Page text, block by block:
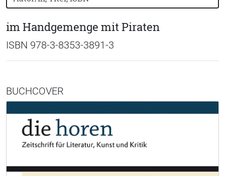
im Handgemenge mit Piraten
ISBN 978-3-8353-3891-3
BUCHCOVER